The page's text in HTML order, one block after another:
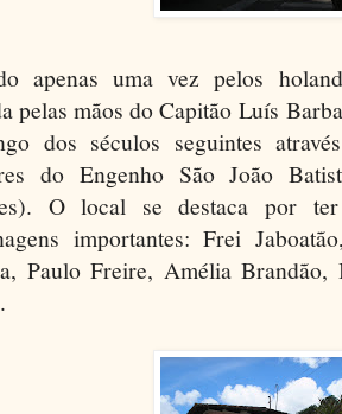
apenas uma vez pelos
pelas mãos do Capitão Luís
dos séculos seguintes
do Engenho São João
O local se destaca por
importantes: Frei
Paulo Freire, Amélia